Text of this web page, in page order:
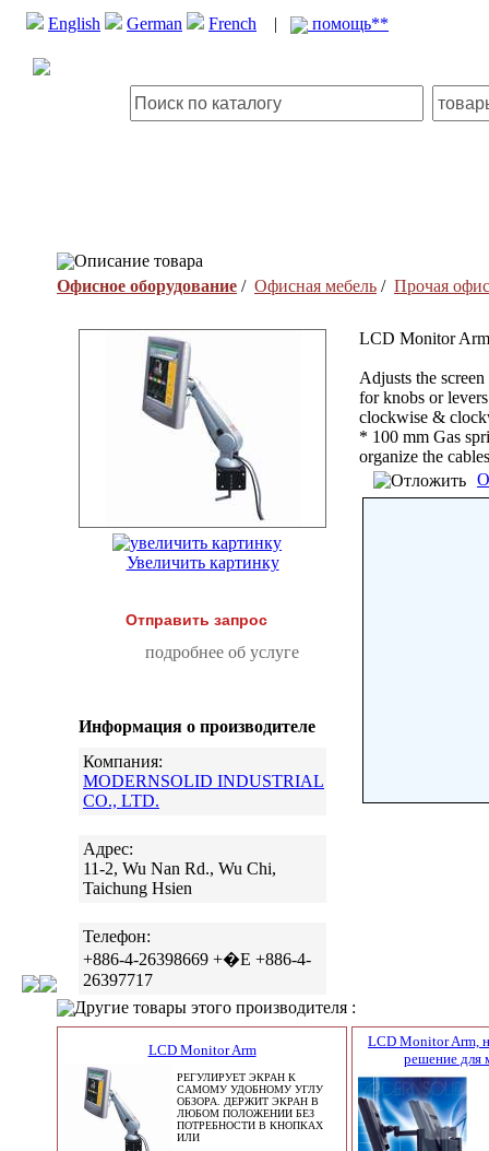
English German French | помощь**
Описание товара
Офисное оборудование / Офисная мебель / Прочая
Увеличить картинку
Отправить запрос
подробнее об услуге
Информация о производителе
Компания:
MODERNSOLID INDUSTRIAL
CO., LTD.
Адрес:
11-2, Wu Nan Rd., Wu Chi,
Taichung Hsien
Телефон:
+886-4-26398669 +�E +886-4-
26397717
LCD Monitor Arm
Adjusts the
for knobs or
clockwise &
* 100 mm Gas
organize the
Другие товары этого производителя :
LCD Monitor Arm
РЕГУЛИРУЕТ ЭКРАН К
САМОМУ УДОБНОМУ УГЛУ
ОБЗОРА. ДЕРЖИТ ЭКРАН В
ЛЮБОМ ПОЛОЖЕНИИ БЕЗ
ПОТРЕБНОСТИ В КНОПКАХ
ИЛИ
LCD Monitor Arm,
решение для